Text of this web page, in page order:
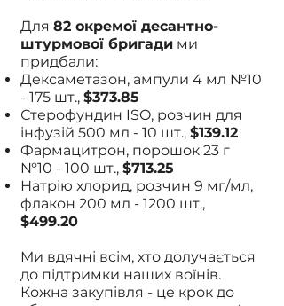
Для 82 окремої десантно-
штурмової бригади ми
придбали:
Дексаметазон, ампули 4 мл №10
- 175 шт., $373.85
Стерофундин ISO, розчин для
інфузій 500 мл - 10 шт., $139.12
Фармацитрон, порошок 23 г
№10 - 100 шт., $713.25
Натрію хлорид, розчин 9 мг/мл,
флакон 200 мл - 1200 шт.,
$499.20
Ми вдячні всім, хто долучається
до підтримки наших воїнів.
Кожна закупівля - це крок до